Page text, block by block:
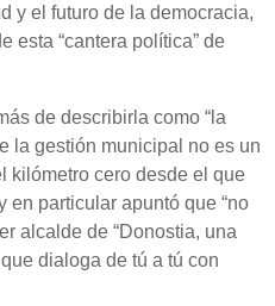
y el futuro de la democracia,
esta “cantera política” de
de describirla como “la
la gestión municipal no es un
kilómetro cero desde el que
en particular apuntó que “no
alcalde de “Donostia, una
dialoga de tú a tú con